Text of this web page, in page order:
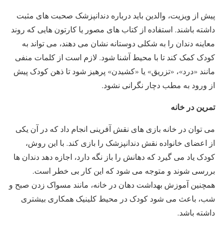
پیش از ویزیت، والدین باید درباره دندانپزشک صحبت های مثبت
داشته باشند. استفاده از کتاب های مصور یا کارتون هایی که روند
معاینه دندان را به شکلی دوستانه نشان می دهند، می تواند به
کودک کمک کند تا با محیط آشنا شود. لازم است از کلمات منفی
مانند «درد»، «تزریق» یا «کشیدن» پرهیز شود تا ذهن کودک پیش
از ورود به مطب دچار نگرانی نشود.
تمرین در خانه
می توان در خانه بازی های نقش آفرینی انجام داد که در آن یکی
از اعضای خانواده نقش دندانپزشک را بازی کند. با این روش،
کودک یاد می گیرد که دهانش را باز نگه دارد، اجازه دهد دندان ها
بررسی شوند و متوجه می شود که این کار بی خطر است.
همچنین آموزش بهداشت دهان در خانه، مانند مسواک زدن صبح و
شب، باعث می شود کودک در محیط کلینیک همکاری بیشتری
داشته باشد.